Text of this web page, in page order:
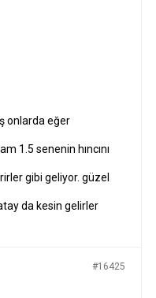
onlarda eğer
1.5 senenin hıncını
gibi geliyor. güzel
da kesin gelirler
#16425